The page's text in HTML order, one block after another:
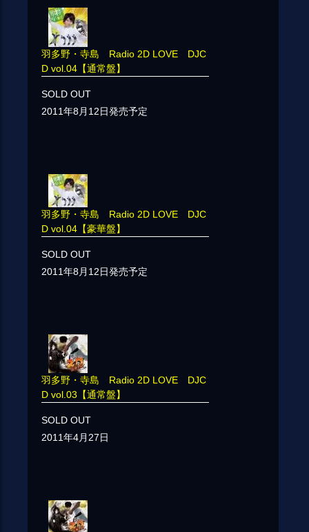
羽多野・寺島 Radio 2D LOVE DJC
D vol.04【通常盤】
SOLD OUT
2011年8月12日発売予定
羽多野・寺島 Radio 2D LOVE DJC
D vol.04【豪華盤】
SOLD OUT
2011年8月12日発売予定
羽多野・寺島 Radio 2D LOVE DJC
D vol.03【通常盤】
SOLD OUT
2011年4月27日